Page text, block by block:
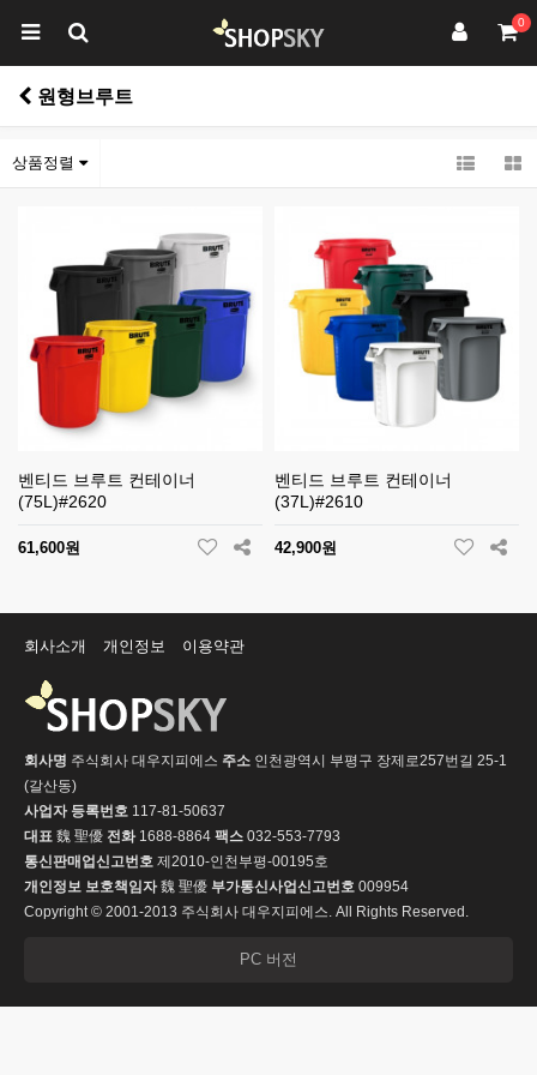
0
원형브루트
상품정렬
벤티드 브루트 컨테이너
(75L)#2620
61,600원
벤티드 브루트 컨테이너
(37L)#2610
42,900원
회사소개 개인정보 이용약관
회사명 주식회사 대우지피에스 주소 인천광역시 부평구 장제로257번길 25-1
(갈산동)
사업자 등록번호 117-81-50637
대표 魏 聖優 전화1688-8864 팩스 032-553-7793
통신판매업신고번호 제2010-인천부평-00195호
개인정보 보호책임자魏 聖優 부가통신사업신고번호 009954
Copyright © 2001-2013 주식회사 대우지피에스. All Rights Reserved.
PC 버전